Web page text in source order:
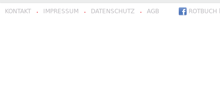
KONTAKT · IMPRESSUM · DATENSCHUTZ · AGB